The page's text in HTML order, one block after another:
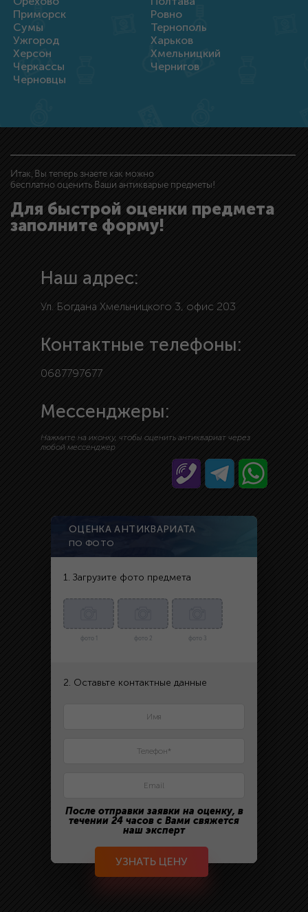
Приморск
Ровно
Сумы
Тернополь
Ужгород
Харьков
Херсон
Хмельницкий
Черкассы
Чернигов
Черновцы
Итак, Вы теперь знаете как можно
бесплатно оценить Ваши антикварые предметы!
Для быстрой оценки предмета
заполните форму!
Наш адрес:
Ул. Богдана Хмельницкого 3, офис 203
Контактные телефоны:
0687797677
Мессенджеры:
Нажмите на иконку, чтобы оценить антиквариат через
любой мессенджер
ОЦЕНКА АНТИКВАРИАТА
ПО ФОТО
1. Загрузите фото предмета
фото 1 фото 2 фото 3
2. Оставьте контактные данные
После отправки заявки на оценку, в
течении 24 часов с Вами свяжется
наш эксперт
УЗНАТЬ ЦЕНУ